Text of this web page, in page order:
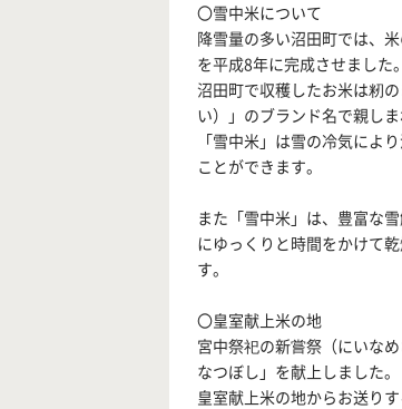
〇雪中米について
降雪量の多い沼田町では、
を平成8年に完成させました。
沼田町で収穫したお米は籾
い）」のブランド名で親しま
「雪中米」は雪の冷気によ
ことができます。
また「雪中米」は、豊富な
にゆっくりと時間をかけて
す。
〇皇室献上米の地
宮中祭祀の新嘗祭（にいな
なつぼし」を献上しました。
皇室献上米の地からお送り